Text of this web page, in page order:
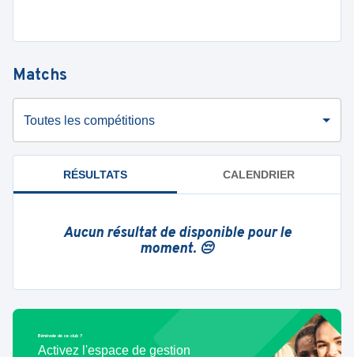
Matchs
Toutes les compétitions
RÉSULTATS CALENDRIER
Aucun résultat de disponible pour le
moment. 😔
Bénévole de ce club ?
Activez l'espace de gestion